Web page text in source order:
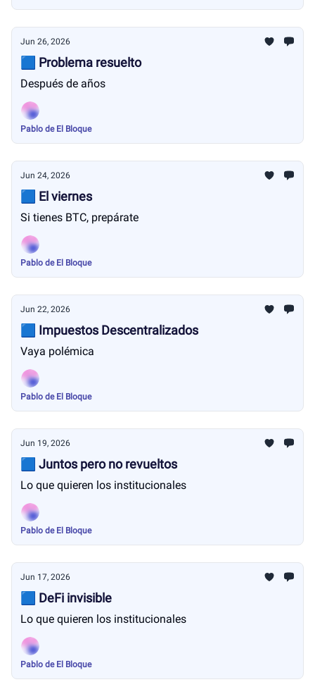
Jun 26, 2026
🟦 Problema resuelto
Después de años
Pablo de El Bloque
Jun 24, 2026
🟦 El viernes
Si tienes BTC, prepárate
Pablo de El Bloque
Jun 22, 2026
🟦 Impuestos Descentralizados
Vaya polémica
Pablo de El Bloque
Jun 19, 2026
🟦 Juntos pero no revueltos
Lo que quieren los institucionales
Pablo de El Bloque
Jun 17, 2026
🟦 DeFi invisible
Lo que quieren los institucionales
Pablo de El Bloque